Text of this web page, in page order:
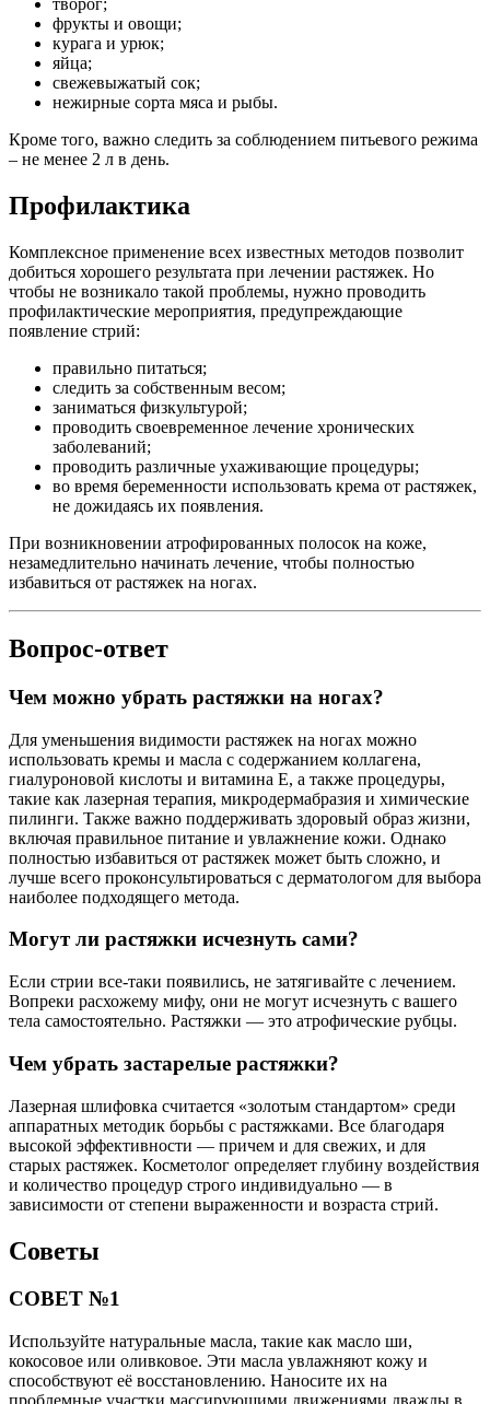
творог;
фрукты и овощи;
курага и урюк;
яйца;
свежевыжатый сок;
нежирные сорта мяса и рыбы.
Кроме того, важно следить за соблюдением питьевого режима
– не менее 2 л в день.
Профилактика
Комплексное применение всех известных методов позволит
добиться хорошего результата при лечении растяжек. Но
чтобы не возникало такой проблемы, нужно проводить
профилактические мероприятия, предупреждающие
появление стрий:
правильно питаться;
следить за собственным весом;
заниматься физкультурой;
проводить своевременное лечение хронических
заболеваний;
проводить различные ухаживающие процедуры;
во время беременности использовать крема от растяжек,
не дожидаясь их появления.
При возникновении атрофированных полосок на коже,
незамедлительно начинать лечение, чтобы полностью
избавиться от растяжек на ногах.
Вопрос-ответ
Чем можно убрать растяжки на ногах?
Для уменьшения видимости растяжек на ногах можно
использовать кремы и масла с содержанием коллагена,
гиалуроновой кислоты и витамина E, а также процедуры,
такие как лазерная терапия, микродермабразия и химические
пилинги. Также важно поддерживать здоровый образ жизни,
включая правильное питание и увлажнение кожи. Однако
полностью избавиться от растяжек может быть сложно, и
лучше всего проконсультироваться с дерматологом для выбора
наиболее подходящего метода.
Могут ли растяжки исчезнуть сами?
Если стрии все-таки появились, не затягивайте с лечением.
Вопреки расхожему мифу, они не могут исчезнуть с вашего
тела самостоятельно. Растяжки — это атрофические рубцы.
Чем убрать застарелые растяжки?
Лазерная шлифовка считается «золотым стандартом» среди
аппаратных методик борьбы с растяжками. Все благодаря
высокой эффективности — причем и для свежих, и для
старых растяжек. Косметолог определяет глубину воздействия
и количество процедур строго индивидуально — в
зависимости от степени выраженности и возраста стрий.
Советы
СОВЕТ №1
Используйте натуральные масла, такие как масло ши,
кокосовое или оливковое. Эти масла увлажняют кожу и
способствуют её восстановлению. Наносите их на